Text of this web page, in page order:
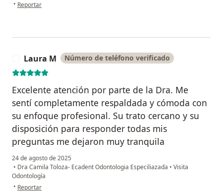
• Reportar
Laura M Número de teléfono verificado
Excelente atención por parte de la Dra. Me
sentí completamente respaldada y cómoda con
su enfoque profesional. Su trato cercano y su
disposición para responder todas mis
preguntas me dejaron muy tranquila
24 de agosto de 2025
• Dra Camila Toloza- Ecadent Odontologia Especiliazada • Visita
Odontología
• en opinión del usuario Laura M
Reportar